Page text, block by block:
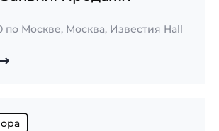
по Москве, Москва, Известия Hall